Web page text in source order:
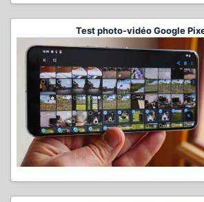
Test photo-vidéo Google